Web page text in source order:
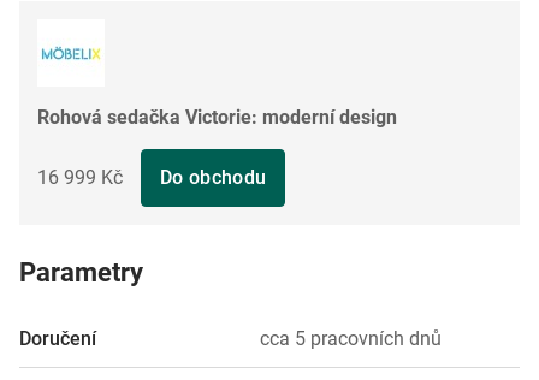
Rohová sedačka Victorie: moderní design
16 999 Kč Do obchodu
Parametry
Doručení cca 5 pracovních dnů